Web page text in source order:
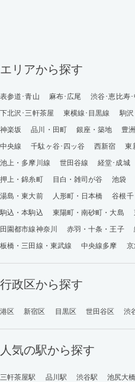
エリアから探す
表参道･青山 麻布･広尾 渋谷･恵比寿
下北沢･三軒茶屋
東横線･目黒線 駒沢
神楽坂
品川・田町 銀座・築地 豊洲
中央線
千駄ヶ谷･四ッ谷 西新宿 東
池上・多摩川線
世田谷線 経堂･成城
押上・錦糸町
目白・雑司が谷 池袋
湯島・東大前
人形町・日本橋 谷根千
駒込・本駒込
東陽町・南砂町・大島
田園都市線神奈川
赤羽・十条・王子
板橋・三田線・東武線
中央線多摩 京
行政区から探す
港区 新宿区 目黒区 世田谷区 渋
人気の駅から探す
三軒茶屋駅 品川駅 渋谷駅 池尻大